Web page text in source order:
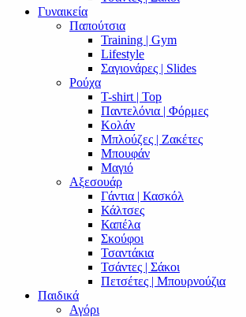
Γυναικεία
Παπούτσια
Training | Gym
Lifestyle
Σαγιονάρες | Slides
Ρούχα
T-shirt | Top
Παντελόνια | Φόρμες
Κολάν
Μπλούζες | Ζακέτες
Μπουφάν
Μαγιό
Αξεσουάρ
Γάντια | Κασκόλ
Κάλτσες
Καπέλα
Σκούφοι
Τσαντάκια
Τσάντες | Σάκοι
Πετσέτες | Μπουρνούζια
Παιδικά
Αγόρι